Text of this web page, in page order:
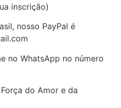
inscrição)
nosso PayPal é
no WhatsApp no número
do Amor e da